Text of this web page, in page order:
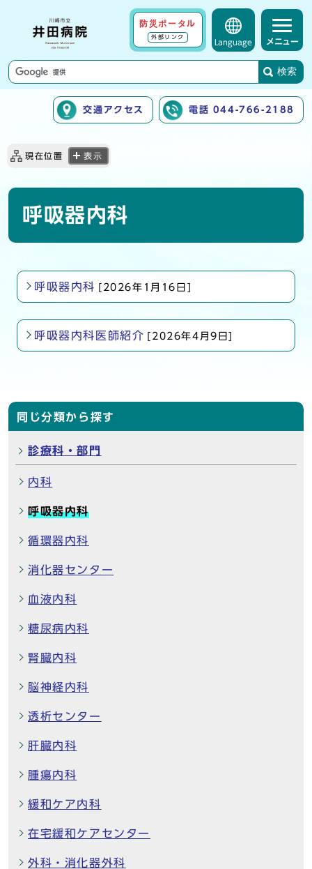
防災ポータル
外部リンク
Language メニュー
検索
交通アクセス 電話 044-766-2188
現在位置 表示
呼吸器内科
呼吸器内科 [2026年1月16日]
呼吸器内科医師紹介 [2026年4月9日]
同じ分類から探す
診療科・部門
内科
呼吸器内科
循環器内科
消化器センター
血液内科
糖尿病内科
腎臓内科
脳神経内科
透析センター
肝臓内科
腫瘍内科
緩和ケア内科
在宅緩和ケアセンター
外科・消化器外科